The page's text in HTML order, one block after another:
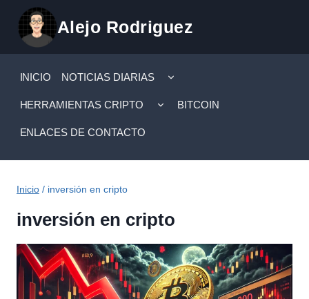
contenido
Alejo Rodriguez
INICIO NOTICIAS DIARIAS
ALTERNAR
HERRAMIENTAS CRIPTO
ALTERNAR
MENÚ
BITCOIN
ENLACES DE CONTACTO
Inicio / inversión en cripto
inversión en cripto